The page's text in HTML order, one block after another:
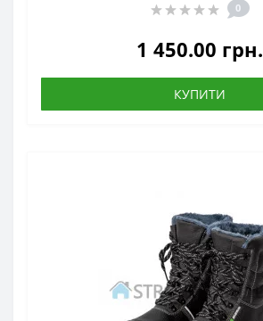
0
1 450.00 грн.
КУПИТИ